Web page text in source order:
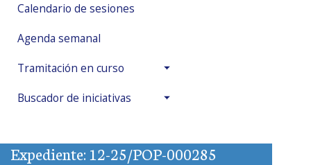
Calendario de sesiones
Agenda semanal
Tramitación en curso
Buscador de iniciativas
Expediente: 12-25/POP-000285